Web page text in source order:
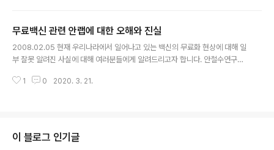
시기 바랍니다. 만약 통신사기를 당하셨을 경우, 해당 통신사로 신고하시기 바
랍니다. 사기 주의 ! 핸드폰 벨이 울리고 딱 끊어질때, 궁굼해서 그번호로 전화
걸지말것 당부. 일단 그번호로 전화하면 받는사람은없고 23,000원이 자동으
무료백신 관련 안랩에 대한 오해와 진실
2008.02.05 현재 우리나라에서 일어나고 있는 백신의 무료화 현상에 대해 일
부 잘못 알려진 사실에 대해 여러분들에게 알려드리고자 합니다. 안철수연구소
바람직하지 않은 일이지만, 이러한 상황에서 이를 좌시하기보다는, 공익적인 관
임지는 기업이 될 것입니다. 오해 : “우리나라에서 벌어지고 있는 백신 소프트웨
어의 무료화 현상은 세계적으로 유례가 없는 일이다”라고 안철수연구소는 주장
1 0 2020. 3. 21.
이 블로그 인기글